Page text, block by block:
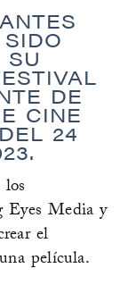
SU
DE
CINE
24
Eyes Media y
el
película.